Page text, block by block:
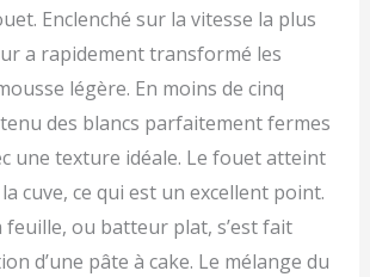
Enclenché sur la vitesse la plus
a rapidement transformé les
légère. En moins de cinq
des blancs parfaitement fermes
une texture idéale. Le fouet atteint
cuve, ce qui est un excellent point.
feuille, ou batteur plat, s’est fait
d’une pâte à cake. Le mélange du